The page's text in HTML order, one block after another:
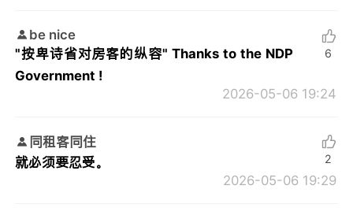
be nice
"按卑诗省对房客的纵容" Thanks to the NDP
Government !
2026-05-06 19:24
6
同租客同住
就必须要忍受。
2026-05-06 19:29
2